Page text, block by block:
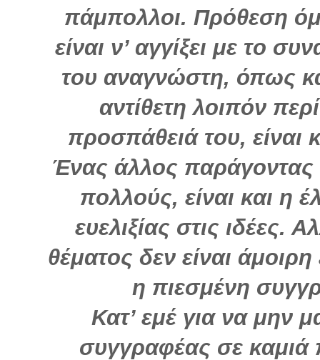
πάμπολλοι. Πρόθεση
είναι ν’ αγγίξει με το
του αναγνώστη, όπως
αντίθετη λοιπόν
προσπάθειά του, είναι
Ένας άλλος παράγοντας
πολλούς, είναι και η
ευελιξίας στις ιδέες.
θέματος δεν είναι
η πιεσμένη
Κατ’ εμέ για να
συγγραφέας σε καμιά